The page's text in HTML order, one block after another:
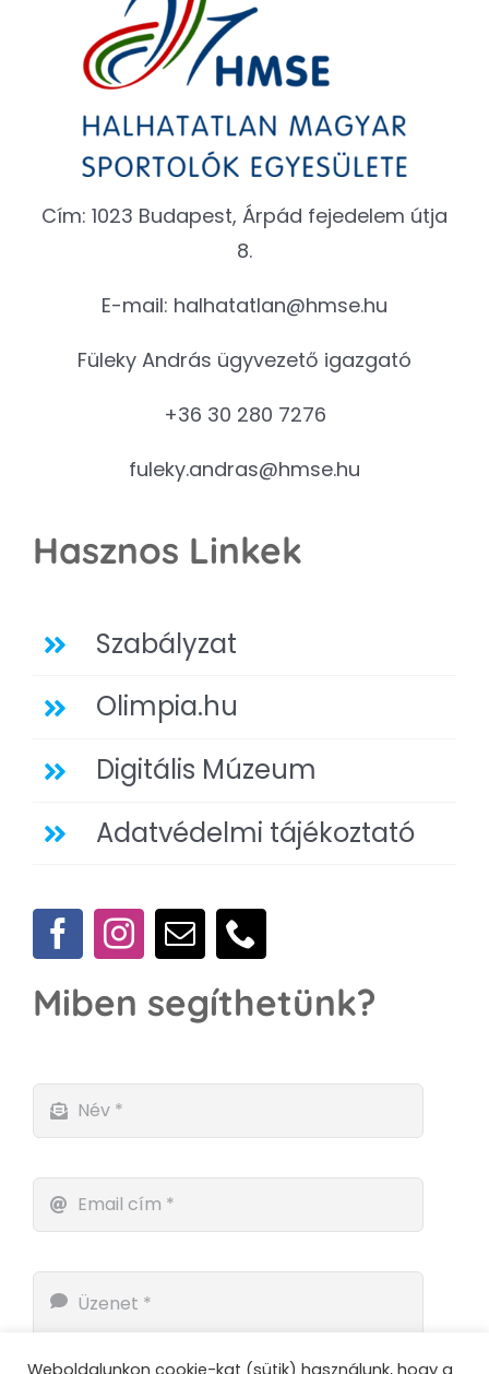
Cím: 1023 Budapest, Árpád fejedelem útja
8.
E-mail: halhatatlan@hmse.hu
Füleky András ügyvezető igazgató
+36 30 280 7276
fuleky.andras@hmse.hu
Hasznos Linkek
Szabályzat
Olimpia.hu
Digitális Múzeum
Adatvédelmi tájékoztató
Miben segíthetünk?
Weboldalunkon cookie-kat (sütik) használunk, hogy a